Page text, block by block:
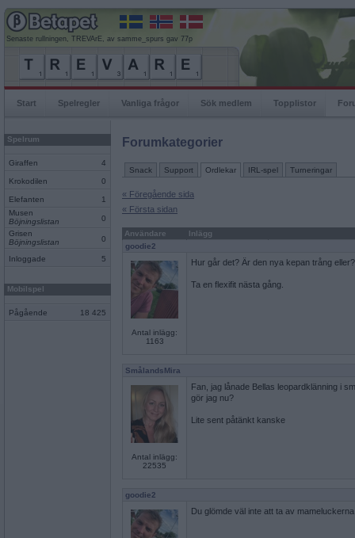
Senaste rullningen, TREVArE, av samme_spurs gav 77p
Start Spelregler Vanliga frågor Sök medlem Topplistor
Spelrum
Giraffen 4
Krokodilen 0
Elefanten
1
Musen
Böjningslistan
0
Grisen
Böjningslistan
0
Inloggade 5
Mobilspel
Pågående 18 425
Forumkategorier
Snack Support Ordlekar IRL-spel Turneringar
« Föregående sida
« Första sidan
Användare
Inlägg
goodie2
Antal inlägg:
1163
Hur går det? Är den nya kepan trång eller?
Ta en flexifit nästa gång.
SmålandsMira
Antal inlägg:
22535
Fan, jag lånade Bellas leopardklänning i
gör jag nu?
Lite sent påtänkt kanske
goodie2
Du glömde väl inte att ta av